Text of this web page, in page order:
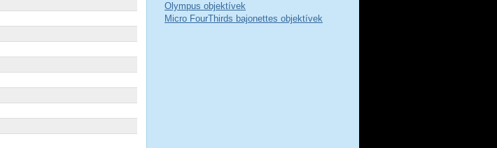
Olympus objektívek
Micro FourThirds bajonettes objektívek